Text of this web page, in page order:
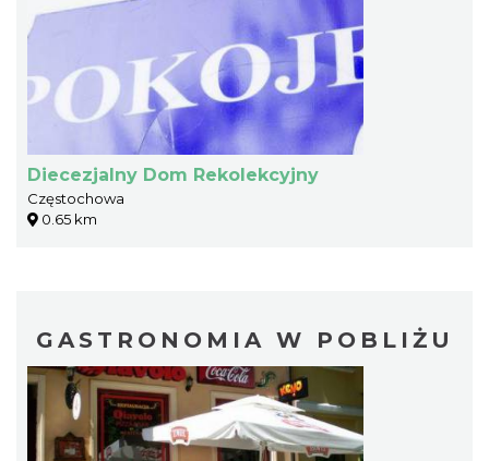
Diecezjalny Dom Rekolekcyjny
Częstochowa
0.65 km
GASTRONOMIA W POBLIŻU